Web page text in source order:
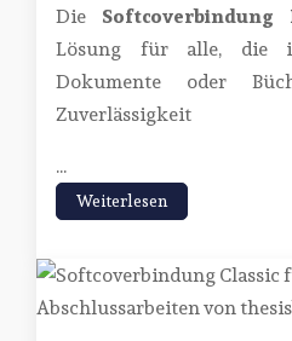
Die Softcoverbindung
Lösung für alle, die
Dokumente oder
Zuverlässigkeit
...
Weiterlesen